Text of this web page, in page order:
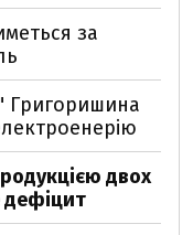
за
Григоришина
двох
дефіцит